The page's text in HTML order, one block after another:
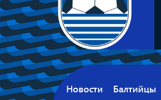
Новости Балтийцы